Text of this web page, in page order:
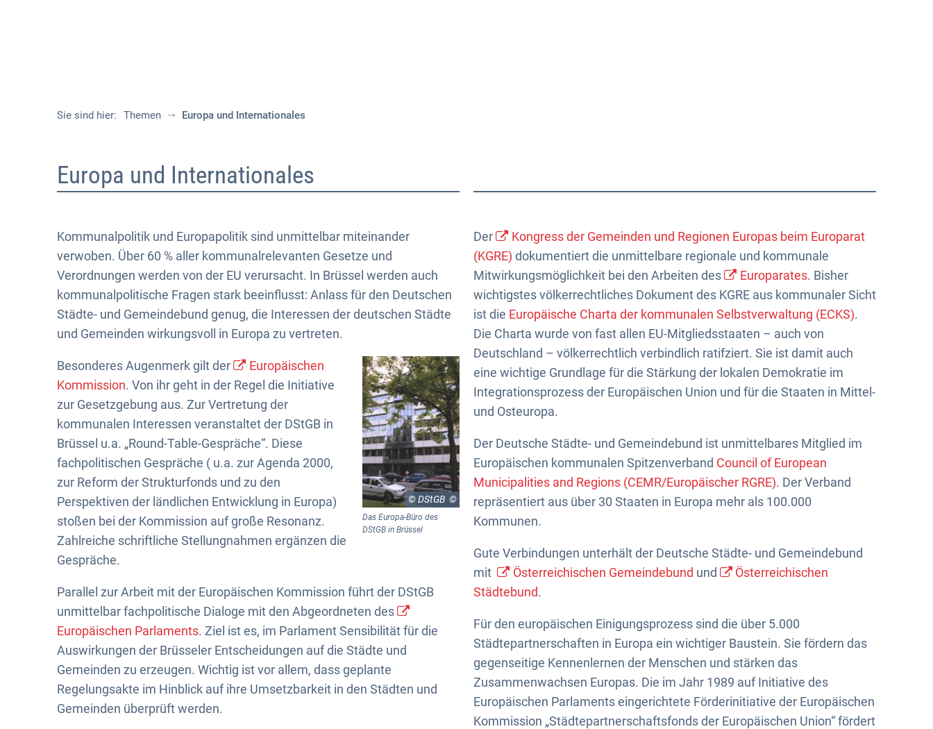
Sie sind hier: Themen Europa und Internationales
Europa
Internationales
Europa und Internationales
Kommunalpolitik und Europapolitik sind unmittelbar miteinander
verwoben. Über 60 % aller kommunalrelevanten Gesetze und
Verordnungen werden von der EU verursacht. In Brüssel werden auch
kommunalpolitische Fragen stark beeinflusst: Anlass für den Deutschen
Städte- und Gemeindebund genug, die Interessen der deutschen Städte
und Gemeinden wirkungsvoll in Europa zu vertreten.
© DStGB
Das Europa-Büro des
DStGB in Brüssel
Besonderes Augenmerk gilt der
Europäischen
Kommission. Von ihr geht in der Regel die Initiative
zur Gesetzgebung aus. Zur Vertretung der
kommunalen Interessen veranstaltet der DStGB in
Brüssel u.a. „Round-Table-Gespräche“. Diese
fachpolitischen Gespräche ( u.a. zur Agenda 2000,
zur Reform der Strukturfonds und zu den
Perspektiven der ländlichen Entwicklung in Europa)
stoßen bei der Kommission auf große Resonanz.
Zahlreiche schriftliche Stellungnahmen ergänzen die
Gespräche.
Parallel zur Arbeit mit der Europäischen Kommission führt der DStGB
unmittelbar fachpolitische Dialoge mit den Abgeordneten des
Europäischen Parlaments. Ziel ist es, im Parlament Sensibilität für die
Auswirkungen der Brüsseler Entscheidungen auf die Städte und
Gemeinden zu erzeugen. Wichtig ist vor allem, dass geplante
Regelungsakte im Hinblick auf ihre Umsetzbarkeit in den Städten und
Gemeinden überprüft werden.
Der
Kongress der Gemeinden und Regionen Europas beim Europarat
(KGRE) dokumentiert die unmittelbare regionale und kommunale
Mitwirkungsmöglichkeit bei den Arbeiten des
Europarates. Bisher
wichtigstes völkerrechtliches Dokument des KGRE aus kommunaler Sicht
ist die Europäische Charta der kommunalen Selbstverwaltung (ECKS).
Die Charta wurde von fast allen EU-Mitgliedsstaaten – auch von
Deutschland – völkerrechtlich verbindlich ratifziert. Sie ist damit auch
eine wichtige Grundlage für die Stärkung der lokalen Demokratie im
Integrationsprozess der Europäischen Union und für die Staaten in Mittel-
und Osteuropa.
Der Deutsche Städte- und Gemeindebund ist unmittelbares Mitglied im
Europäischen kommunalen Spitzenverband Council of European
Municipalities and Regions (CEMR/Europäischer RGRE). Der Verband
repräsentiert aus über 30 Staaten in Europa mehr als 100.000
Kommunen.
Gute Verbindungen unterhält der Deutsche Städte- und Gemeindebund
mit
Österreichischen Gemeindebund und
Österreichischen
Städtebund.
Für den europäischen Einigungsprozess sind die über 5.000
Städtepartnerschaften in Europa ein wichtiger Baustein. Sie fördern das
gegenseitige Kennenlernen der Menschen und stärken das
Zusammenwachsen Europas. Die im Jahr 1989 auf Initiative des
Europäischen Parlaments eingerichtete Förderinitiative der Europäischen
Kommission „Städtepartnerschaftsfonds der Europäischen Union“ fördert